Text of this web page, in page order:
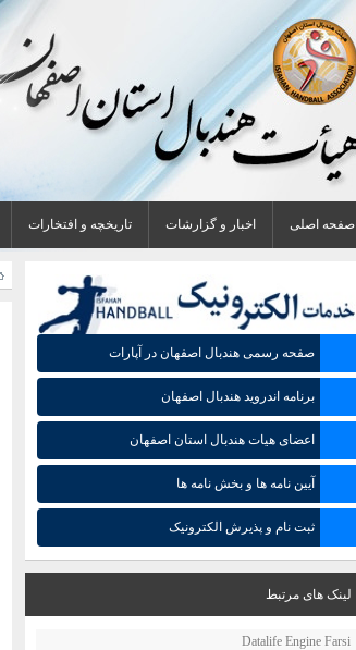
صفحه اصلی اخبار و گزارشات تاریخچه و افتخارات
ثبت نام و پذیرش الکترونیک
آیین نامه ها و بخش نامه ها
اعضای هیات هندبال استان اصفهان
برنامه اندروید هندبال اصفهان
صفحه رسمی هندبال اصفهان در آپارات
لینک های مرتبط
Datalife Engine Farsi